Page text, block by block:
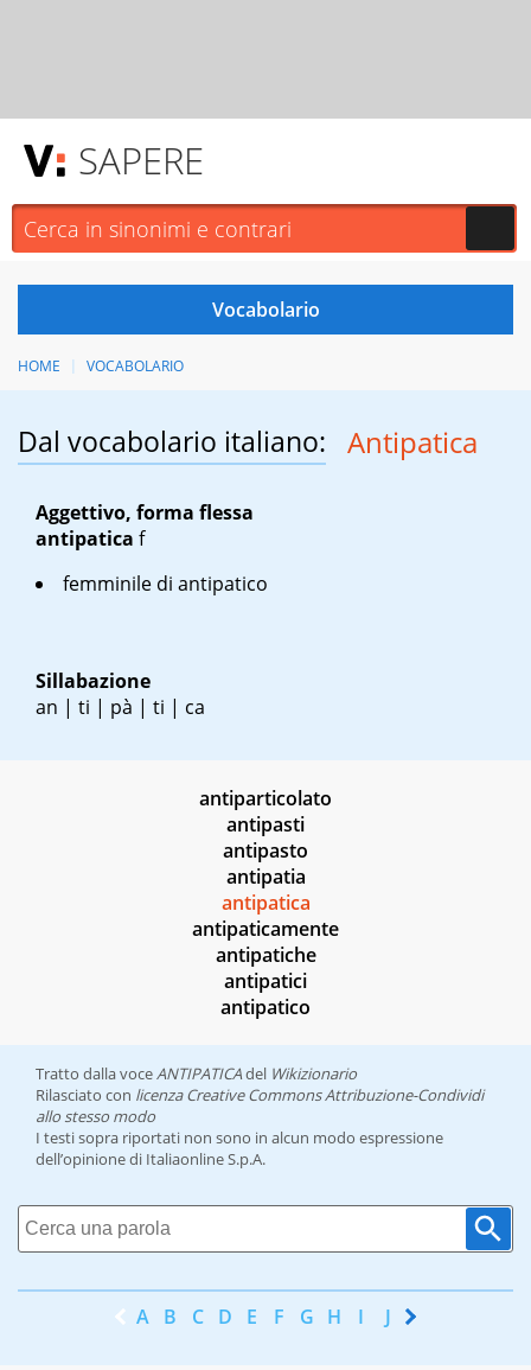
SAPERE
HOME VOCABOLARIO
Dal vocabolario italiano: Antipatica
Aggettivo, forma flessa
antipatica f
femminile di antipatico
Sillabazione
an | ti | pà | ti | ca
antiparticolato
antipasti
antipasto
antipatia
antipatica
antipaticamente
antipatiche
antipatici
antipatico
Tratto dalla voceANTIPATICAdel Wikizionario
Rilasciato con licenza Creative Commons Attribuzione-Condividi
allo stesso modo
I testi sopra riportati non sono in alcun modo espressione
dell’opinione di Italiaonline S.p.A.
A B C D E F G H I J K